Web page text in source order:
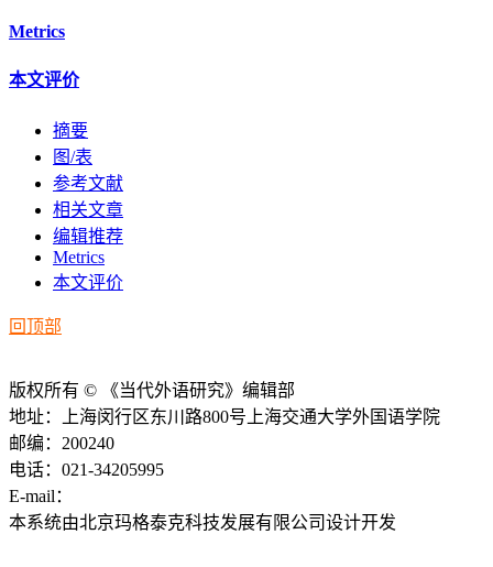
Metrics
本文评价
摘要
图/表
参考文献
相关文章
编辑推荐
Metrics
本文评价
回顶部
版权所有 © 《当代外语研究》编辑部
地址：上海闵行区东川路800号上海交通大学外国语学院
邮编：200240
电话：021-34205995
E-mail：
本系统由北京玛格泰克科技发展有限公司设计开发